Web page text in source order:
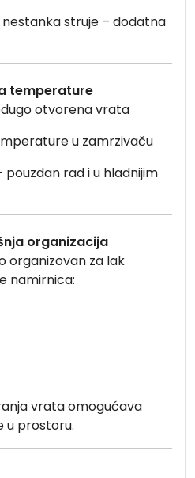
nestanka struje – dodatna
temperature
otvorena vrata
u zamrzivaču
pouzdan rad i u hladnijim
organizacija
organizovan za lak
namirnica:
vrata omogućava
u prostoru.